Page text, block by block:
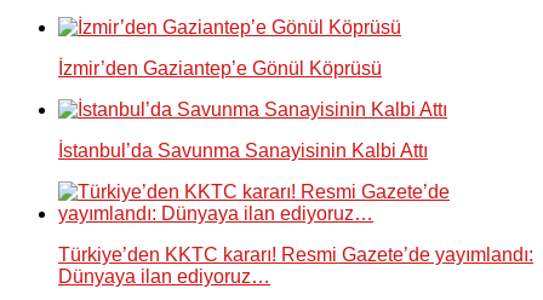
İzmir’den Gaziantep’e Gönül Köprüsü
İstanbul’da Savunma Sanayisinin Kalbi Attı
Türkiye’den KKTC kararı! Resmi Gazete’de yayımlandı:
Dünyaya ilan ediyoruz…